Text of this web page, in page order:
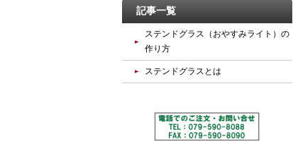
記事一覧
ステンドグラス（おやすみライト）の
作り方
ステンドグラスとは